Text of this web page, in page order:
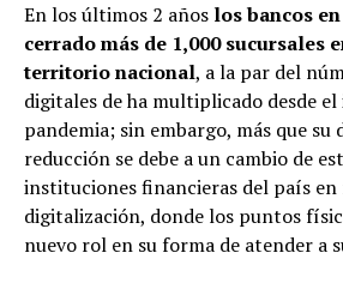
En los últimos 2 años los bancos
cerrado más de 1,000 sucursales
territorio nacional, a la par del
digitales de ha multiplicado desde
pandemia; sin embargo, más que su
reducción se debe a un cambio de
instituciones financieras del país en
digitalización, donde los puntos
nuevo rol en su forma de atender a